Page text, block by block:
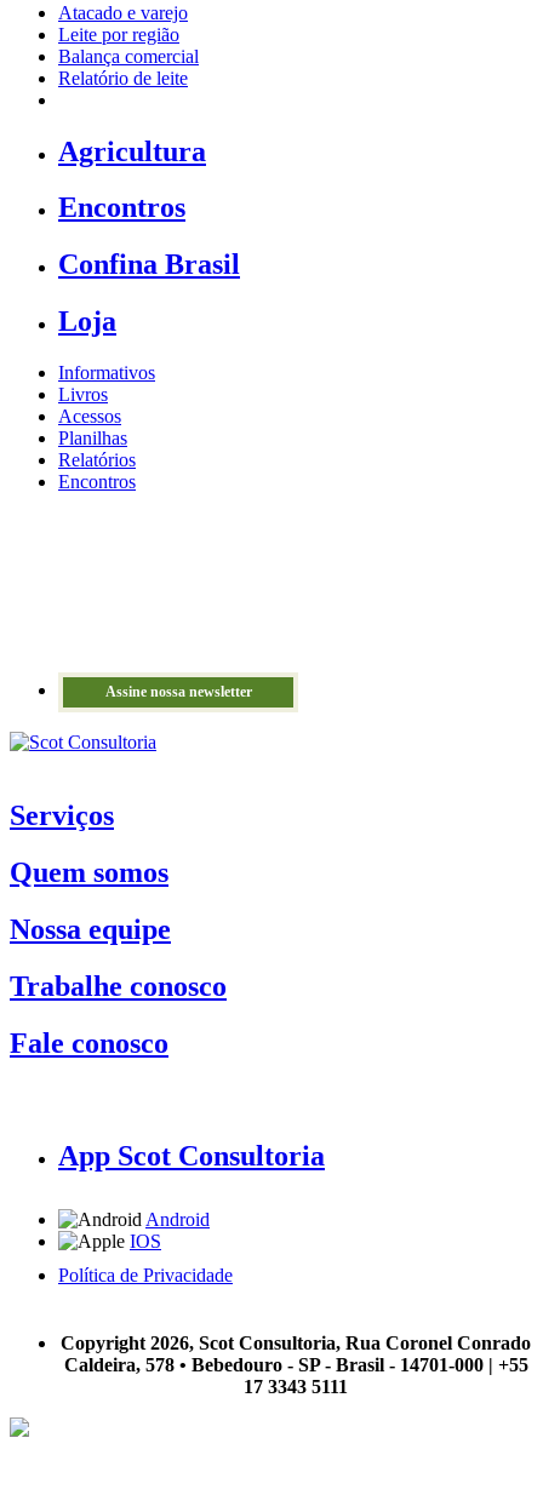
Atacado e varejo
Leite por região
Balança comercial
Relatório de leite
Agricultura
Encontros
Confina Brasil
Loja
Informativos
Livros
Acessos
Planilhas
Relatórios
Encontros
Assine nossa newsletter
Serviços
Quem somos
Nossa equipe
Trabalhe conosco
Fale conosco
App Scot Consultoria
Android
IOS
Política de Privacidade
Copyright 2026, Scot Consultoria, Rua Coronel Conrado
Caldeira, 578 • Bebedouro - SP - Brasil - 14701-000 | +55
17 3343 5111